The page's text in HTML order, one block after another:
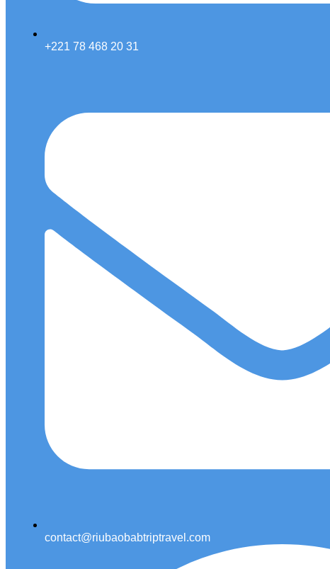
+221 78 468 20 31
contact@riubaobabtriptravel.com